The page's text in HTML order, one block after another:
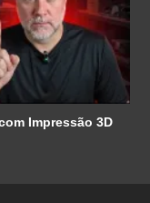
Impressão 3D